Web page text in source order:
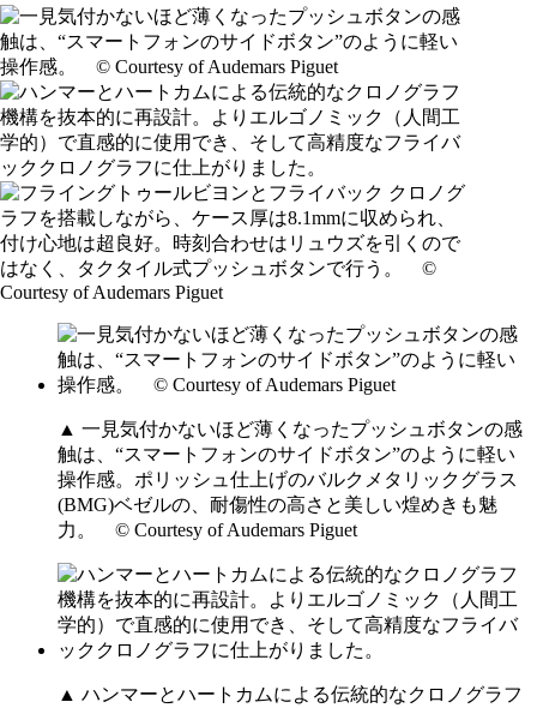
▲ 一見気付かないほど薄くなったプッシュボタンの感
触は、“スマートフォンのサイドボタン”のように軽い
操作感。ポリッシュ仕上げのバルクメタリックグラス
(BMG)ベゼルの、耐傷性の高さと美しい煌めきも魅
力。 © Courtesy of Audemars Piguet
▲ ハンマーとハートカムによる伝統的なクロノグラフ